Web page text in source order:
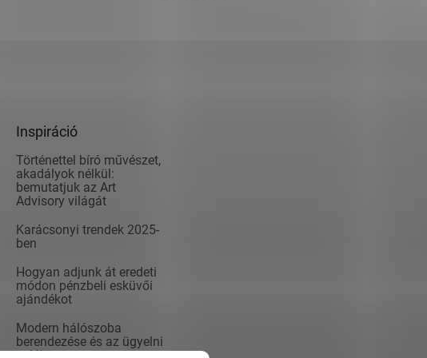
Inspiráció
Történettel bíró művészet,
akadályok nélkül:
bemutatjuk az Art
Advisory világát
Karácsonyi trendek 2025-
ben
Hogyan adjunk át eredeti
módon pénzbeli esküvői
ajándékot
Modern hálószoba
berendezése és az ügyelni